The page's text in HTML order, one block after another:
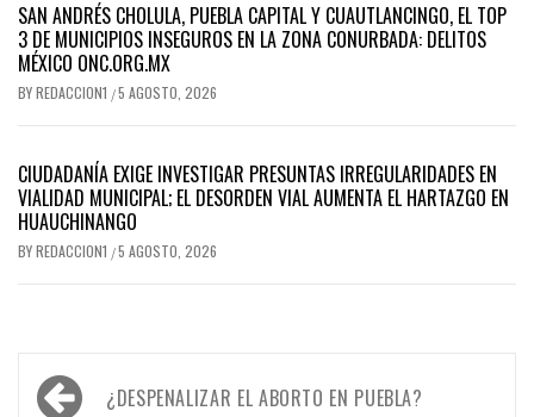
SAN ANDRÉS CHOLULA, PUEBLA CAPITAL Y CUAUTLANCINGO, EL TOP
3 DE MUNICIPIOS INSEGUROS EN LA ZONA CONURBADA: DELITOS
MÉXICO ONC.ORG.MX
BYREDACCION1 /5 AGOSTO, 2026
CIUDADANÍA EXIGE INVESTIGAR PRESUNTAS IRREGULARIDADES EN
VIALIDAD MUNICIPAL; EL DESORDEN VIAL AUMENTA EL HARTAZGO EN
HUAUCHINANGO
BYREDACCION1 /5 AGOSTO, 2026
Navegación¿DESPENALIZAR EL ABORTO EN PUEBLA?